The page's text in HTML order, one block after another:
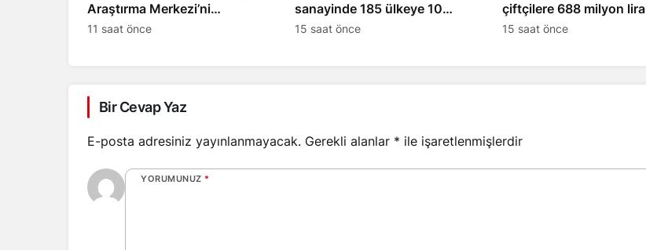
Araştırma Merkezi’ni
Keçiören’de kuracak
11 saat önce
sanayinde 185 ülkeye 10
milyar dolar ihracat hedefi
15 saat önce
çiftçilere 688 milyon lira
destek ödemesi yaptı
15 saat önce
Bir Cevap Yaz
E-posta adresiniz yayınlanmayacak. Gerekli alanlar * ile işaretlenmişlerdir
YORUMUNUZ *